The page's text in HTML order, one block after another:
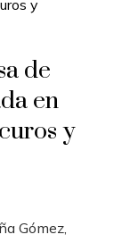
de
en
y
Gómez,